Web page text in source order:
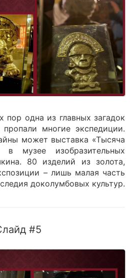
пор одна из главных загадок
многие экспедиции.
может выставка «Тысяча
музее изобразительных
80 изделий из золота,
– лишь малая часть
доколумбовых культур.
#5